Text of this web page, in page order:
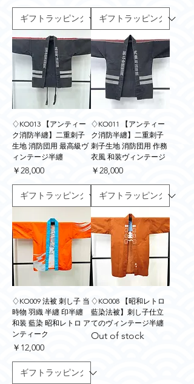
♢KO013 【アンティー
ク消防半纏】二重刺子
生地 消防団用 最高級ヴ
ィンテージ半纏
価格
￥28,000
♢KO011 【アンティー
ク消防半纏】二重刺子
刺子生地 消防団用 作務
衣風 和装ヴィンテージ
価格
￥28,000
♢KO009 法被 刺し子 当
時物 羽織 半纏 印半纏
和装 藍染 昭和レトロ ア
ンティーク
価格
￥12,000
♢KO008 【昭和レトロ
藍染法被】刺し子仕立
てのヴィンテージ半纏
Out of stock